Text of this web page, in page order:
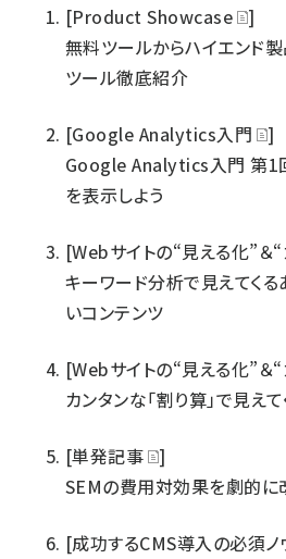
[Product Showcase
]
無料ツールからハイエンド
ツール徹底紹介
[Google Analytics入門
]
Google Analytics入門 第1
を表示しよう
[Webサイトの“見える化”＆
キーワード分析で見えてく
いコンテンツ
[Webサイトの“見える化”＆
カンタンな「割り算」で見え
[単発記事
]
SEMの費用対効果を劇的に
[成功するCMS導入の必須ノ